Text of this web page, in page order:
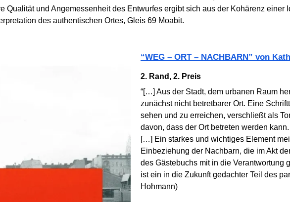
Qualität und Angemessenheit des Entwurfes ergibt sich aus der Kohärenz einer
des authentischen Ortes, Gleis 69 Moabit.
“WEG – ORT – NACHBARN” von
2. Rand, 2. Preis
“[…] Aus der Stadt, dem urbanen Raum
zunächst nicht betretbarer Ort. Eine
sehen und zu erreichen, verschließt als
davon, dass der Ort betreten werden
[…] Ein starkes und wichtiges Element
Einbeziehung der Nachbarn, die im Akt
des Gästebuchs mit in die Verantwortung
ist ein in die Zukunft gedachter Teil des
Hohmann)